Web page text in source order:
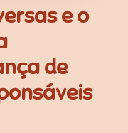
e o
de